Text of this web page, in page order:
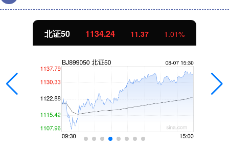
北证50 1134.24 11.37 1.01%